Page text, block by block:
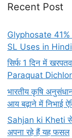
Recent Post
Glyphosate 41%
SL Uses in Hindi
सिर्फ 1 दिन में
Paraquat
भारतीय कृषि
आय बढ़ाने में निभाई
Sahjan ki Kheti
अपना रहे हैं यह फसल